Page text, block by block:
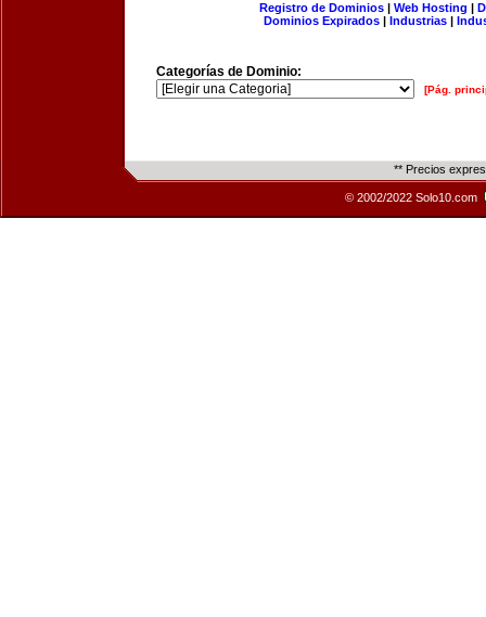
Registro de Dominios| Web Hosting |
Dominios Expirados | Industrias |
Categorías de Dominio:
[Pág.
** Precios
© 2002/2022 Solo10.com